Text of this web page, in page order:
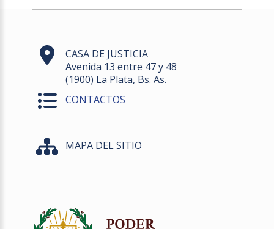
CASA DE JUSTICIA
Avenida 13 entre 47 y 48
(1900) La Plata, Bs. As.
CONTACTOS
MAPA DEL SITIO